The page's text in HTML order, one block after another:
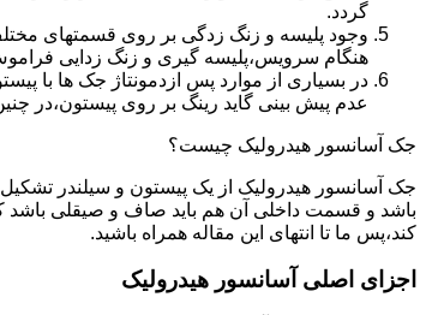
گردد.
وجود پلیسه و زنگ زدگی بر روی قسمتهای
هنگام سرویس،پلیسه گیری و زنگ زدایی
در بسیاری از موارد پس ازدمونتاژ جک ها با
عدم پیش بینی گاید رینگ بر روی پیستون،در
جک آسانسور هیدرولیک چیست؟
جک آسانسور هیدرولیک از یک پیستون و سیلندر
باشد و قسمت داخلی آن هم باید صاف و صیقلی باشد
کند،پس ما تا انتهای این مقاله همراه باشید.
اجزای اصلی آسانسور هیدرولیک